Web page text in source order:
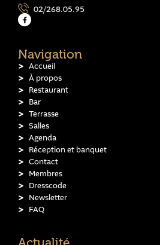
02/268.05.95
Navigation
Accueil
À propos
Restaurant
Bar
Terrasse
Salles
Agenda
Réception et banquet
Contact
Membres
Dresscode
Newsletter
FAQ